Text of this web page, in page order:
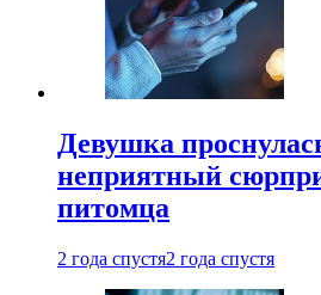
Девушка
неприятный
питомца
2 года спустя2 года спустя